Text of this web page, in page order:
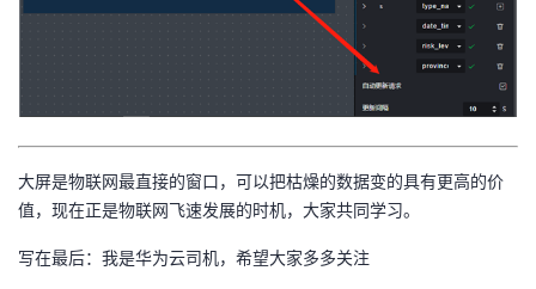
大屏是物联网最直接的窗口，可以把枯燥的数据变的具有更高的价
值，现在正是物联网飞速发展的时机，大家共同学习。
写在最后：我是华为云司机，希望大家多多关注